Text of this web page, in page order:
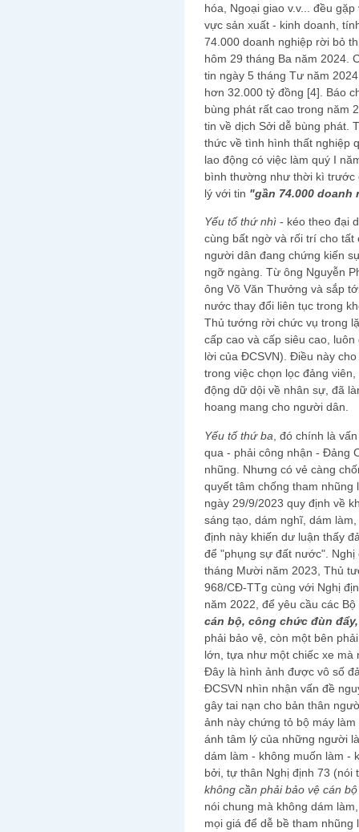
hóa, Ngoại giao v.v... đều
vực sản xuất - kinh doanh,
74.000 doanh nghiệp rời bỏ
hôm 29 tháng Ba năm 2024.
tin ngày 5 tháng Tư năm
hơn 32.000 tỷ đồng [4]. Báo
bùng phát rất cao trong năm
tin về dịch Sởi dễ bùng phát.
thức về tình hình thất nghiệp
lao động có việc làm quý I
bình thường như thời kì trước
lý với tin "gần 74.000
Yếu tố thứ nhì - kéo theo đại
cùng bất ngờ và rối trí cho
người dân đang chứng kiến
ngỡ ngàng. Từ ông Nguyễn
ông Võ Văn Thưởng và sắp
nước thay đổi liên tục trong
Thủ tướng rời chức vụ trong
cấp cao và cấp siêu cao,
lời của ĐCSVN). Điều này
trong việc chọn lọc đảng
động dữ dội về nhân sự, đã
hoang mang cho người dân.
Yếu tố thứ ba , đó chính là
qua - phải công nhận - Đảng
nhũng. Nhưng có vẻ càng
quyết tâm chống tham nhũng
ngày 29/9/2023 quy định về
sáng tạo, dám nghĩ, dám
định này khiến dư luận thấy
để "phụng sự đất nước".
tháng Mười năm 2023, Thủ
968/CĐ-TTg cùng với Nghị
năm 2022, để yêu cầu các
cán bộ, công chức đùn
phải bảo vệ, còn một bên
lớn, tựa như một chiếc xe
Đây là hình ảnh được vô số
ĐCSVN nhìn nhận vấn đề
gây tai nạn cho bản thân
ảnh này chứng tỏ bộ máy
ánh tâm lý của những người
dám làm - không muốn làm -
bởi, tự thân Nghị định 73 (nói
không cần phải bảo vệ cán
nói chung mà không dám
mọi giá để dễ bề tham